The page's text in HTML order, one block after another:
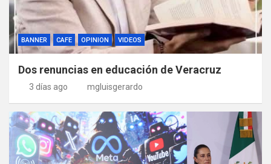
BANNER CAFE OPINION VIDEOS
Dos renuncias en educación de Veracruz
3 días ago mgluisgerardo